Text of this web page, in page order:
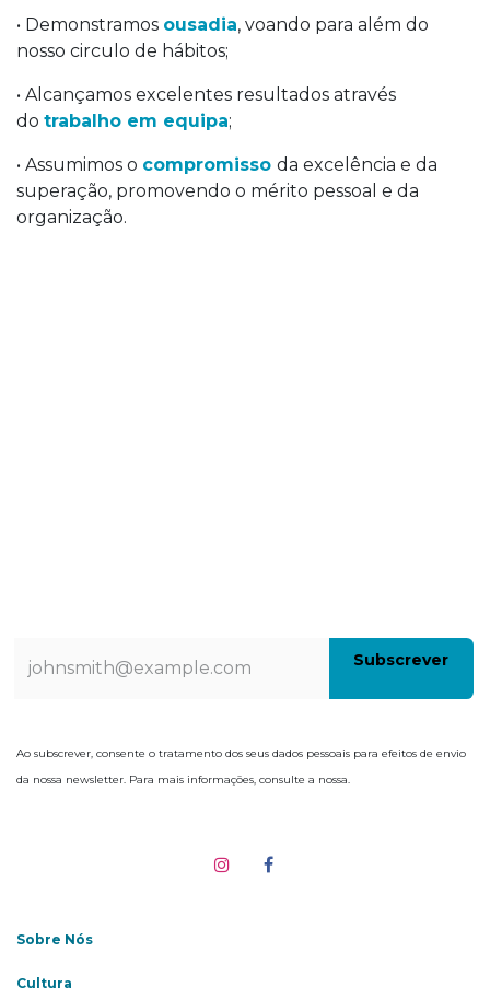
• Demonstramos ousadia, voando para além do
nosso circulo de hábitos;
• Alcançamos excelentes resultados através
do trabalho em equipa;
• Assumimos o compromisso da excelência e da
superação, promovendo o mérito pessoal e da
organização.
Subscrev​​e​​​​r
Ao subscrever, consente o tratamento dos seus dados pessoais para efeitos de envio
da nossa newsletter. Para mais informações, consulte a nossa.
Sobre Nós
Cultura